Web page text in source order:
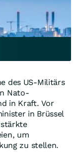
des US-Militärs
Nato-
in Kraft. Vor
in Brüssel
um
zu stellen.